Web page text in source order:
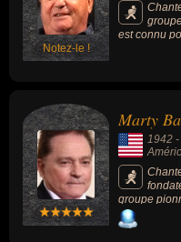
Notez-le !
est connu
américaine
Marty
1942 -
groupe
formé à
phares de